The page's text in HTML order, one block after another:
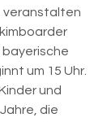
veranstalten
um 15 Uhr.
und
die